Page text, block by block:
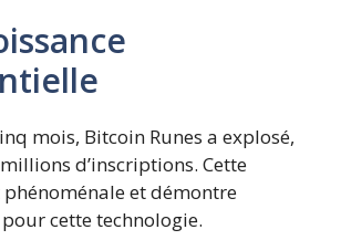
mois, Bitcoin Runes a explosé,
d’inscriptions. Cette
phénoménale et démontre
cette technologie.